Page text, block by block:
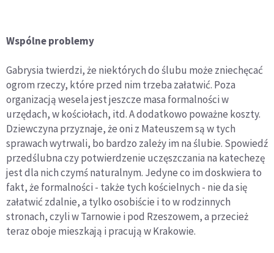
Wspólne problemy
Gabrysia twierdzi, że niektórych do ślubu może zniechęcać
ogrom rzeczy, które przed nim trzeba załatwić. Poza
organizacją wesela jest jeszcze masa formalności w
urzędach, w kościołach, itd. A dodatkowo poważne koszty.
Dziewczyna przyznaje, że oni z Mateuszem są w tych
sprawach wytrwali, bo bardzo zależy im na ślubie. Spowiedź
przedślubna czy potwierdzenie uczęszczania na katechezę
jest dla nich czymś naturalnym. Jedyne co im doskwiera to
fakt, że formalności - także tych kościelnych - nie da się
załatwić zdalnie, a tylko osobiście i to w rodzinnych
stronach, czyli w Tarnowie i pod Rzeszowem, a przecież
teraz oboje mieszkają i pracują w Krakowie.